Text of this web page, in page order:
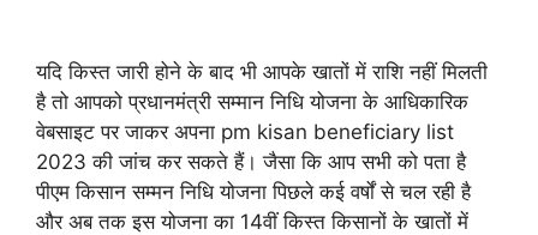
यदि किस्त जारी होने के बाद भी आपके खातों में राशि नहीं मिलती
है तो आपको प्रधानमंत्री सम्मान निधि योजना के आधिकारिक
वेबसाइट पर जाकर अपना pm kisan beneficiary list
2023 की जांच कर सकते हैं। जैसा कि आप सभी को पता है
पीएम किसान सम्मन निधि योजना पिछले कई वर्षों से चल रही है
और अब तक इस योजना का 14वीं किस्त किसानों के खातों में